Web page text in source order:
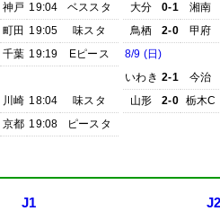
神戸 19:04
ベススタ
町田 19:05
味スタ
千葉 19:19
Eピース
川崎 18:04
味スタ
京都 19:08 ピースタ
大分
0-1
湘南
鳥栖
2-0
甲府
8/9 (日)
いわき 2-1
今治
山形
2-0 栃木C
J1